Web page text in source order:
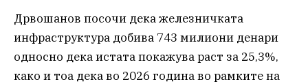
Дрвошанов посочи дека железничката
инфраструктура добива 743 милиони денари
односно дека истата покажува раст за 25,3%,
како и тоа дека во 2026 година во рамките на